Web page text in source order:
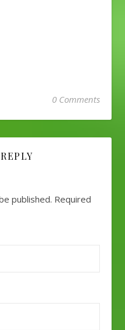
0 Comments
published. Required